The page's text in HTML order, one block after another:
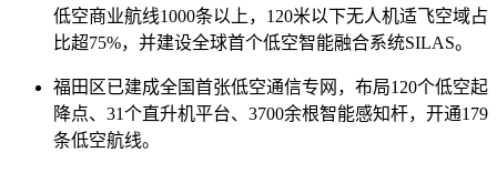
低空商业航线1000条以上，120米以下无人机适飞空域占
比超75%，并建设全球首个低空智能融合系统SILAS。
福田区已建成全国首张低空通信专网，布局120个低空起
降点、31个直升机平台、3700余根智能感知杆，开通179
条低空航线。